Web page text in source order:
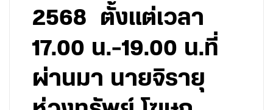
2568 ตั้งแต่เวลา
17.00 น.-19.00 น.ที่
ผ่านมา นายจิรายุ